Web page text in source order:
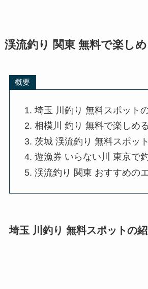
渓流釣り 関東 無料で楽し
概要
埼玉 川釣り 無料スポット
相模川 釣り 無料で楽しめ
茨城 渓流釣り 無料スポッ
遊漁券 いらない川 東京で
渓流釣り 関東 おすすめの
埼玉 川釣り 無料スポットの